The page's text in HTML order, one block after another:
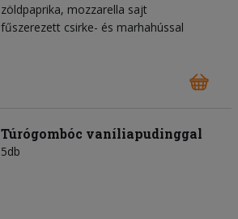
zöldpaprika mozzarella sajt
fűszerezett csirke- és marhahússal
Túrógombóc vaníliapudinggal
5db